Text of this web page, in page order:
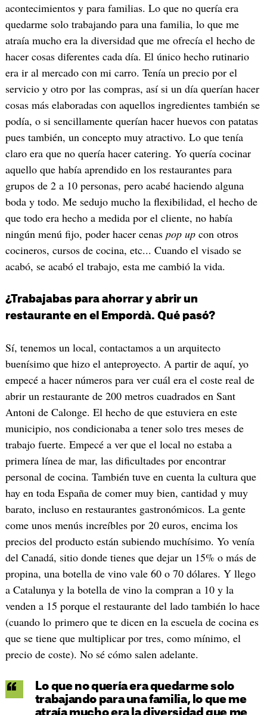
acontecimientos y para familias. Lo que no quería era
quedarme solo trabajando para una familia, lo que me
atraía mucho era la diversidad que me ofrecía el hecho de
hacer cosas diferentes cada día. El único hecho rutinario
era ir al mercado con mi carro. Tenía un precio por el
servicio y otro por las compras, así si un día querían hacer
cosas más elaboradas con aquellos ingredientes también se
podía, o si sencillamente querían hacer huevos con patatas
pues también, un concepto muy atractivo. Lo que tenía
claro era que no quería hacer catering. Yo quería cocinar
aquello que había aprendido en los restaurantes para
grupos de 2 a 10 personas, pero acabé haciendo alguna
boda y todo. Me sedujo mucho la flexibilidad, el hecho de
que todo era hecho a medida por el cliente, no había
ningún menú fijo, poder hacer cenas pop upcon otros
cocineros, cursos de cocina, etc... Cuando el visado se
acabó, se acabó el trabajo, esta me cambió la vida.
¿Trabajabas para ahorrar y abrir un
restaurante en el Empordà. Qué pasó?
Sí, tenemos un local, contactamos a un arquitecto
buenísimo que hizo el anteproyecto. A partir de aquí, yo
empecé a hacer números para ver cuál era el coste real de
abrir un restaurante de 200 metros cuadrados en Sant
Antoni de Calonge. El hecho de que estuviera en este
municipio, nos condicionaba a tener solo tres meses de
trabajo fuerte. Empecé a ver que el local no estaba a
primera línea de mar, las dificultades por encontrar
personal de cocina. También tuve en cuenta la cultura que
hay en toda España de comer muy bien, cantidad y muy
barato, incluso en restaurantes gastronómicos. La gente
come unos menús increíbles por 20 euros, encima los
precios del producto están subiendo muchísimo. Yo venía
del Canadá, sitio donde tienes que dejar un 15% o más de
propina, una botella de vino vale 60 o 70 dólares. Y llego
a Catalunya y la botella de vino la compran a 10 y la
venden a 15 porque el restaurante del lado también lo hace
(cuando lo primero que te dicen en la escuela de cocina es
que se tiene que multiplicar por tres, como mínimo, el
precio de coste). No sé cómo salen adelante.
Lo que no quería era quedarme solo
trabajando para una familia, lo que me